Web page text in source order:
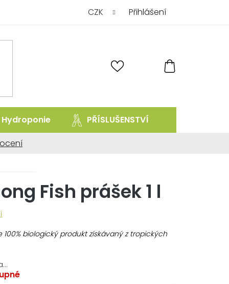
CZK Přihlášení
KOŠÍK
Hydroponie PŘÍSLUŠENSTVÍ
Fish prášek 1 l
100% biologický produkt získávaný z tropických